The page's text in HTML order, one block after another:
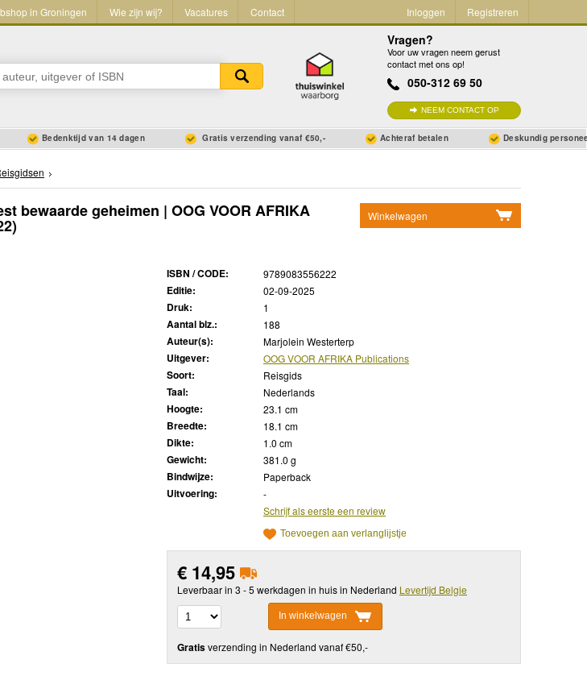
in Groningen Wie zijn wij? Vacatures Contact Inloggen Registreren
Vragen?
Voor uw vragen neem gerust
contact met ons op!
050-312 69 50
NEEM CONTACT OP
Bedenktijd van 14 dagen Gratis verzending vanaf €50,- Achteraf betalen Deskundig
Winkelwagen
bewaarde geheimen | OOG VOOR AFRIKA
ISBN / CODE: 9789083556222
Editie: 02-09-2025
Druk: 1
Aantal blz.: 188
Auteur(s): Marjolein Westerterp
Uitgever: OOG VOOR AFRIKA Publications
Soort: Reisgids
Taal: Nederlands
Hoogte: 23.1 cm
Breedte: 18.1 cm
Dikte: 1.0 cm
Gewicht: 381.0 g
Bindwijze: Paperback
Uitvoering:
-
Schrijf als eerste een review
Toevoegen aan verlanglijstje
€ 14,95
Leverbaar in 3 - 5 werkdagen in huis in Nederland Levertijd Belgie
In winkelwagen
Gratisverzending in Nederland vanaf €50,-